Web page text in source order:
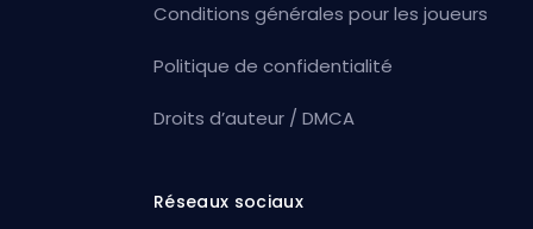
Conditions générales pour les joueurs
Politique de confidentialité
Droits d’auteur / DMCA
Réseaux sociaux